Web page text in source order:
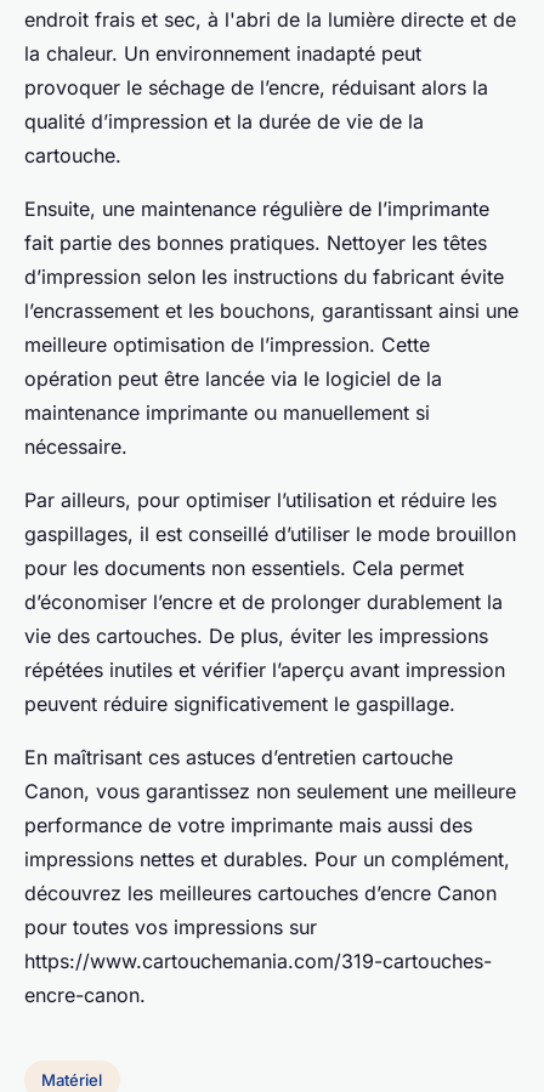
endroit frais et sec, à l'abri de la lumière directe et de
la chaleur. Un environnement inadapté peut
provoquer le séchage de l’encre, réduisant alors la
qualité d’impression et la durée de vie de la
cartouche.
Ensuite, une maintenance régulière de l’imprimante
fait partie des bonnes pratiques. Nettoyer les têtes
d’impression selon les instructions du fabricant évite
l’encrassement et les bouchons, garantissant ainsi une
meilleure optimisation de l’impression. Cette
opération peut être lancée via le logiciel de la
maintenance imprimante ou manuellement si
nécessaire.
Par ailleurs, pour optimiser l’utilisation et réduire les
gaspillages, il est conseillé d’utiliser le mode brouillon
pour les documents non essentiels. Cela permet
d’économiser l’encre et de prolonger durablement la
vie des cartouches. De plus, éviter les impressions
répétées inutiles et vérifier l’aperçu avant impression
peuvent réduire significativement le gaspillage.
En maîtrisant ces astuces d’entretien cartouche
Canon, vous garantissez non seulement une meilleure
performance de votre imprimante mais aussi des
impressions nettes et durables. Pour un complément,
découvrez les meilleures cartouches d’encre Canon
pour toutes vos impressions sur
https://www.cartouchemania.com/319-cartouches-
encre-canon.
Matériel